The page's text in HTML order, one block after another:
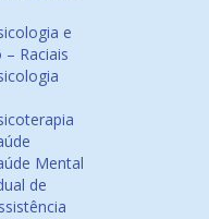
e
– Raciais
Mental
de